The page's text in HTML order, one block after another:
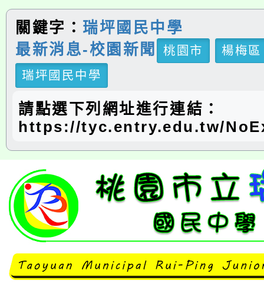
關鍵字： 瑞坪國民中學
最新消息-校園新聞
桃園市
楊梅區
瑞坪國民中學
請點選下列網址進行連結：
https://tyc.entry.edu.tw/